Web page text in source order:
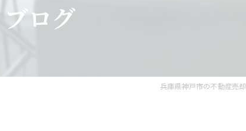
ブログ
兵庫県神戸市の不動産売